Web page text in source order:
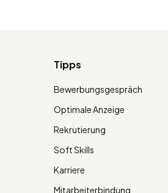
Tipps
Bewerbungsgespräch
Optimale Anzeige
Rekrutierung
Soft Skills
Karriere
Mitarbeiterbindung